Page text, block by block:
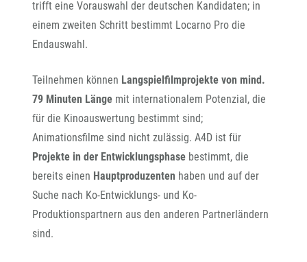
trifft eine Vorauswahl der deutschen Kandidaten; in
einem zweiten Schritt bestimmt Locarno Pro die
Endauswahl.
Teilnehmen können Langspielfilmprojekte von mind.
79 Minuten Länge mit internationalem Potenzial, die
für die Kinoauswertung bestimmt sind;
Animationsfilme sind nicht zulässig. A4D ist für
Projekte in der Entwicklungsphase bestimmt, die
bereits einen Hauptproduzenten haben und auf der
Suche nach Ko-Entwicklungs- und Ko-
Produktionspartnern aus den anderen Partnerländern
sind.